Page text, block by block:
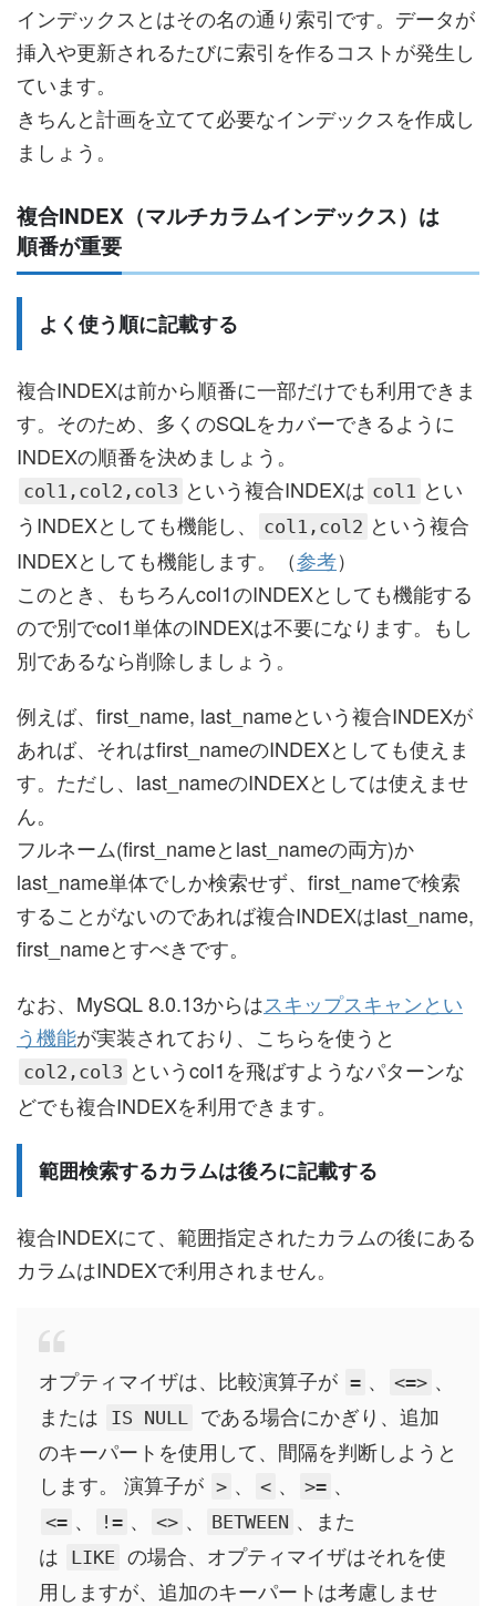
インデックスとはその名の通り索引です。データが
挿入や更新されるたびに索引を作るコストが発生し
ています。
きちんと計画を立てて必要なインデックスを作成し
ましょう。
複合INDEX（マルチカラムインデックス）は
順番が重要
よく使う順に記載する
複合INDEXは前から順番に一部だけでも利用できま
す。そのため、多くのSQLをカバーできるように
INDEXの順番を決めましょう。
col1,col2,col3 という複合INDEXは col1 とい
うINDEXとしても機能し、
col1,col2 という複合
INDEXとしても機能します。（参考）
このとき、もちろんcol1のINDEXとしても機能する
ので別でcol1単体のINDEXは不要になります。もし
別であるなら削除しましょう。
例えば、first_name, last_nameという複合INDEXが
あれば、それはfirst_nameのINDEXとしても使えま
す。ただし、last_nameのINDEXとしては使えませ
ん。
フルネーム(first_nameとlast_nameの両方)か
last_name単体でしか検索せず、first_nameで検索
することがないのであれば複合INDEXはlast_name,
first_nameとすべきです。
なお、MySQL 8.0.13からはスキップスキャンとい
う機能が実装されており、こちらを使うと
col2,col3 というcol1を飛ばすようなパターンな
どでも複合INDEXを利用できます。
範囲検索するカラムは後ろに記載する
複合INDEXにて、範囲指定されたカラムの後にある
カラムはINDEXで利用されません。
オプティマイザは、比較演算子が = 、 <=> 、
または
IS NULL
である場合にかぎり、追加
のキーパートを使用して、間隔を判断しようと
します。 演算子が > 、 < 、 >= 、
<= 、 != 、 <> 、 BETWEEN 、また
は
LIKE の場合、オプティマイザはそれを使
用しますが、追加のキーパートは考慮しませ